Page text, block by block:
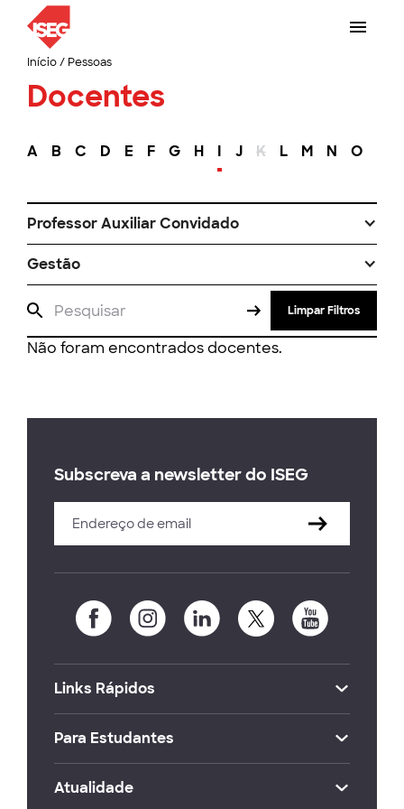
Início/ Pessoas
Docentes
A B C D E F G H I J K L M N O
Professor Auxiliar Convidado
Gestão
Limpar Filtros
Não foram encontrados docentes.
Subscreva a newsletter do ISEG
Links Rápidos
Para Estudantes
Atualidade